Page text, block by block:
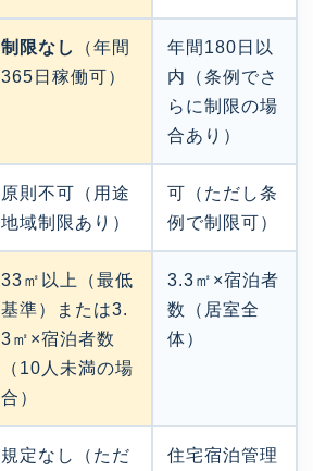
制限なし
（年間
365日稼働可）
年間180日以
内（条例でさ
らに制限の場
合あり）
原則不可（用途
地域制限あり）
可（ただし条
例で制限可）
33㎡以上（最低
基準）または3.
3㎡×宿泊者数
（10人未満の場
合）
3.3㎡×宿泊者
数（居室全
体）
規定なし（ただ
住宅宿泊管理